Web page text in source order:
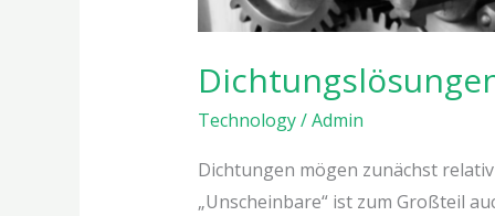
Technology/Admin
Dichtungen mögen zunächst
„Unscheinbare“ ist zum Großteil